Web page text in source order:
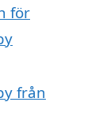
för
från